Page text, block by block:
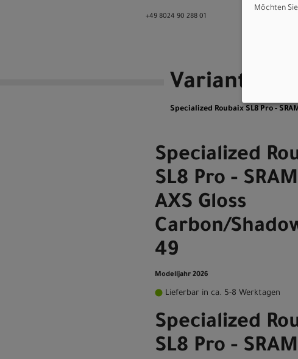
+49 8024 90 288 01
Varianten
Specialized Roubaix SL8 Pro -
Specialized
SL8 Pro -
AXS Gloss
Carbon/
49
Modelljahr 2026
Lieferbar in ca. 5-8 Werktagen
Specialized
SL8 Pro -
Möchten